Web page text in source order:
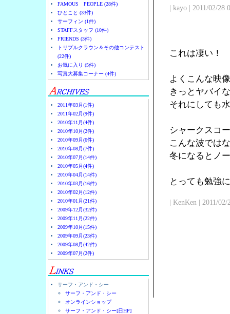
FAMOUS PEOPLE (28件)
ひとこと (33件)
サーフィン (1件)
STAFFスタッフ (10件)
FRIENDS (3件)
トリプルクラウン＆その他コンテスト
(22件)
お気に入り (5件)
写真大募集コーナー (4件)
2011年03月(1件)
2011年02月(9件)
2010年11月(4件)
2010年10月(2件)
2010年09月(6件)
2010年08月(7件)
2010年07月(14件)
2010年05月(4件)
2010年04月(14件)
2010年03月(16件)
2010年02月(12件)
2010年01月(21件)
2009年12月(32件)
2009年11月(22件)
2009年10月(15件)
2009年09月(23件)
2009年08月(42件)
2009年07月(2件)
サーフ・アンド・シー
サーフ・アンド・シー
オンラインショップ
サーフ・アンド・シー[日HP]
| kayo | 2011/02/28
これは凄い！
よくこんな映
きっとヤバイ
それにしても
シャークスコ
こんな波では
冬になるとノ
とっても勉強
| KenKen | 2011/